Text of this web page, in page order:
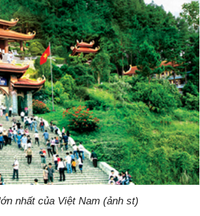
nhất của Việt Nam (ảnh st)